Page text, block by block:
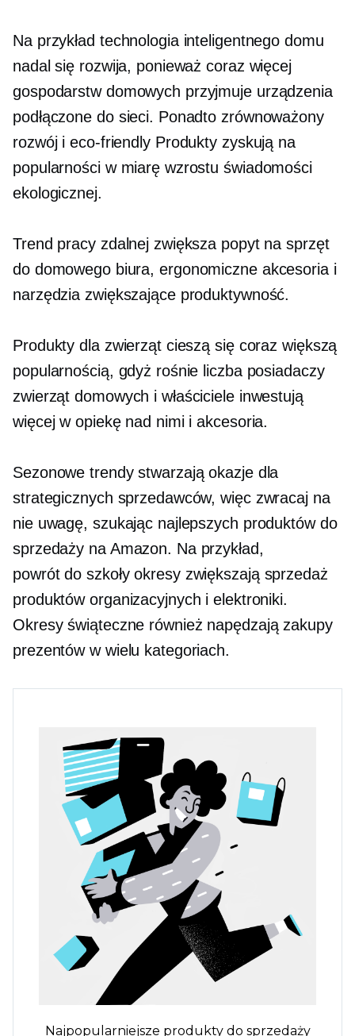
Na przykład technologia inteligentnego domu
nadal się rozwija, ponieważ coraz więcej
gospodarstw domowych przyjmuje urządzenia
podłączone do sieci. Ponadto zrównoważony
rozwój ieco-friendlyProdukty zyskują na
popularności w miarę wzrostu świadomości
ekologicznej.
Trend pracy zdalnej zwiększa popyt na sprzęt
do domowego biura, ergonomiczne akcesoria i
narzędzia zwiększające produktywność.
Produkty dla zwierząt cieszą się coraz większą
popularnością, gdyż rośnie liczba posiadaczy
zwierząt domowych i właściciele inwestują
więcej w opiekę nad nimi i akcesoria.
Sezonowe trendy stwarzają okazje dla
strategicznych sprzedawców, więc zwracaj na
nie uwagę, szukając najlepszych produktów do
sprzedaży na Amazon. Na przykład,
powrót do szkołyokresy zwiększają sprzedaż
produktów organizacyjnych i elektroniki.
Okresy świąteczne również napędzają zakupy
prezentów w wielu kategoriach.
Najpopularniejsze produkty do sprzedaży